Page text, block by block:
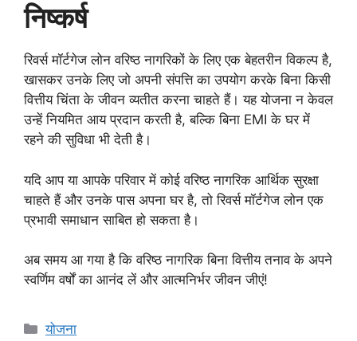
निष्कर्ष
रिवर्स मॉर्टगेज लोन वरिष्ठ नागरिकों के लिए एक बेहतरीन विकल्प है,
खासकर उनके लिए जो अपनी संपत्ति का उपयोग करके बिना किसी
वित्तीय चिंता के जीवन व्यतीत करना चाहते हैं। यह योजना न केवल
उन्हें नियमित आय प्रदान करती है, बल्कि बिना EMI के घर में
रहने की सुविधा भी देती है।
यदि आप या आपके परिवार में कोई वरिष्ठ नागरिक आर्थिक सुरक्षा
चाहते हैं और उनके पास अपना घर है, तो रिवर्स मॉर्टगेज लोन एक
प्रभावी समाधान साबित हो सकता है।
अब समय आ गया है कि वरिष्ठ नागरिक बिना वित्तीय तनाव के अपने
स्वर्णिम वर्षों का आनंद लें और आत्मनिर्भर जीवन जीएं!
Categories
योजना